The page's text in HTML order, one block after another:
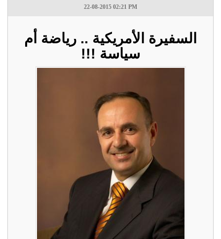
22-08-2015 02:21 PM
السفيرة الأمريكية .. رياضة أم
سياسة !!!